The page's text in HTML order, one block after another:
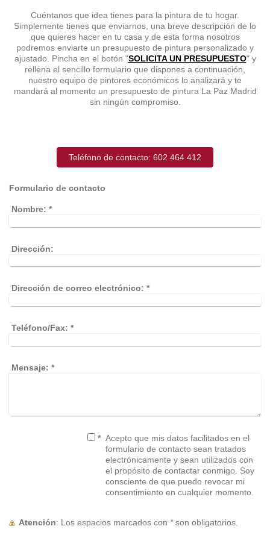
Cuéntanos que idea tienes para la pintura de tu hogar.
Simplemente tienes que enviarnos, una breve descripción de lo
que quieres hacer en tu casa y de esta forma nosotros
podremos enviarte un presupuesto de pintura personalizado y
ajustado. Pincha en el botón "SOLICITA UN PRESUPUESTO" y
rellena el sencillo formulario que dispones a continuación,
nuestro equipo de pintores económicos lo analizará y te
mandará al momento un presupuesto de pintura La Paz Madrid
sin ningún compromiso.
Teléfono de contacto: 602 464 412
Formulario de contacto
Nombre: *
Dirección:
Dirección de correo electrónico: *
Teléfono/Fax: *
Mensaje: *
* Acepto que mis datos facilitados en el
formulario de contacto sean tratados
electrónicamente y sean utilizados con
el propósito de contactar conmigo. Soy
consciente de que puedo revocar mi
consentimiento en cualquier momento.
Atención : Los espacios marcados con *son obligatorios.